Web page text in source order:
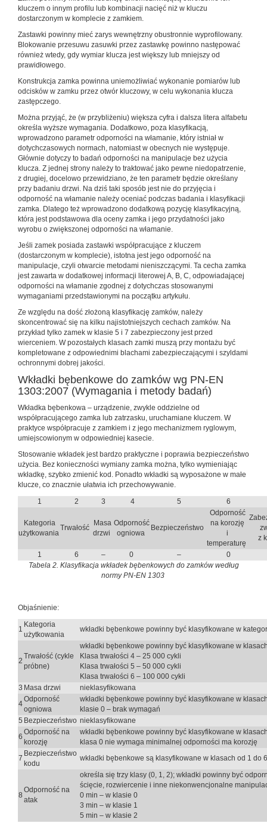
kluczem o innym profilu lub kombinacji nacięć niż w kluczu
dostarczonym w komplecie z zamkiem.
Zastawki powinny mieć zarys wewnętrzny obustronnie wyprofilowany.
Blokowanie przesuwu zasuwki przez zastawkę powinno następować
również wtedy, gdy wymiar klucza jest większy lub mniejszy od
prawidłowego.
Konstrukcja zamka powinna uniemożliwiać wykonanie pomiarów lub
odcisków w zamku przez otwór kluczowy, w celu wykonania klucza
zastępczego.
Można przyjąć, że (w przybliżeniu) większa cyfra i dalsza litera alfabetu
określa wyższe wymagania. Dodatkowo, poza klasyfikacją,
wprowadzono parametr odporności na włamanie, który istniał w
dotychczasowych normach, natomiast w obecnych nie występuje.
Głównie dotyczy to badań odporności na manipulacje bez użycia
klucza. Z jednej strony należy to traktować jako pewne niedopatrzenie,
z drugiej, docelowo przewidziano, że ten parametr będzie określany
przy badaniu drzwi. Na dziś taki sposób jest nie do przyjęcia i
odporność na włamanie należy oceniać podczas badania i klasyfikacji
zamka. Dlatego też wprowadzono dodatkową pozycję klasyfikacyjną,
która jest podstawowa dla oceny zamka i jego przydatności jako
wyrobu o zwiększonej odporności na włamanie.
Jeśli zamek posiada zastawki współpracujące z kluczem
(dostarczonym w komplecie), istotna jest jego odporność na
manipulacje, czyli otwarcie metodami nieniszczącymi. Ta cecha zamka
jest zawarta w dodatkowej informacji literowej A, B, C, odpowiadającej
odporności na włamanie zgodnej z dotychczas stosowanymi
wymaganiami przedstawionymi na początku artykułu.
Ze względu na dość złożoną klasyfikację zamków, należy
skoncentrować się na kilku najistotniejszych cechach zamków. Na
przykład tylko zamek w klasie 5 i 7 zabezpieczony jest przed
wierceniem. W pozostałych klasach zamki muszą przy montażu być
kompletowane z odpowiednimi blachami zabezpieczającymi i szyldami
ochronnymi dobrej jakości.
Wkładki bębenkowe do zamków wg PN-EN
1303:2007 (Wymagania i metody badań)
Wkładka bębenkowa – urządzenie, zwykle oddzielne od
współpracującego zamka lub zatrzasku, uruchamiane kluczem. W
praktyce współpracuje z zamkiem i z jego mechanizmem ryglowym,
umiejscowionym w odpowiedniej kasecie.
Stosowanie wkładek jest bardzo praktyczne i poprawia bezpieczeństwo
użycia. Bez konieczności wymiany zamka można, tylko wymieniając
wkładkę, szybko zmienić kod. Ponadto wkładki są wyposażone w małe
klucze, co znacznie ułatwia ich przechowywanie.
1
2 3 4 5 6
Kategoria
użytkowania
Trwałość
Masa
drzwi
Odporność
ogniowa
Bezpieczeństwo
Odporność
na korozję
i
temperaturę
z
1
6 – 0 –
0
Tabela 2. Klasyfikacja wkładek bębenkowych do zamków według
normy PN-EN 1303
Objaśnienie:
1
Kategoria
użytkowania
wkładki bębenkowe powinny być klasyfikowane w
2
Trwałość (cykle
próbne)
wkładki bębenkowe powinny być klasyfikowane w
Klasa trwałości 4 – 25 000 cykli
Klasa trwałości 5 – 50 000 cykli
Klasa trwałości 6 – 100 000 cykli
3 Masa drzwi
nieklasyfikowana
4
Odporność
ogniowa
wkładki bębenkowe powinny być klasyfikowane w
klasie 0 – brak wymagań
5 Bezpieczeństwo nieklasyfikowane
6
Odporność na
korozję
wkładki bębenkowe powinny być klasyfikowane w
klasa 0 nie wymaga minimalnej odporności ma korozję
7
Bezpieczeństwo
kodu
wkładki bębenkowe są klasyfikowane w klasach od 1 do
8
Odporność na
atak
określa się trzy klasy (0, 1, 2); wkładki powinny być
ścięcie, rozwiercenie i inne niekonwencjonalne
0 min – w klasie 0
3 min – w klasie 1
5 min – w klasie 2